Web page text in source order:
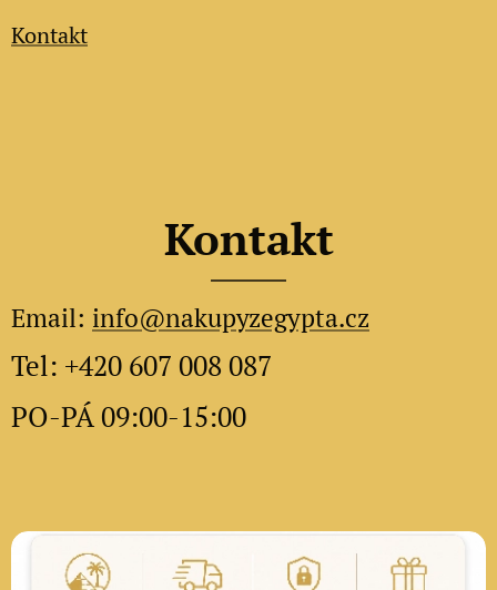
Kontakt
Kontakt
Email: info@nakupyzegypta.cz
Tel: +420 607 008 087
PO-PÁ 09:00-15:00